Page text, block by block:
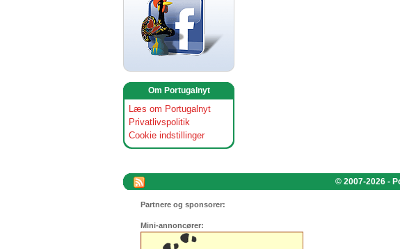
Om Portugalnyt
Læs om Portugalnyt
Privatlivspolitik
Cookie indstillinger
© 2007-2026 -
Partnere og sponsorer:
Mini-annoncører: